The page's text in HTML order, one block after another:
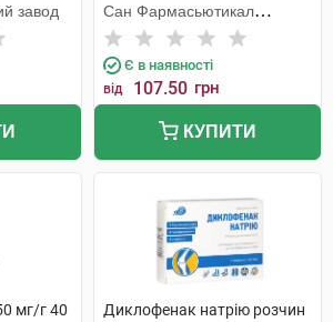
завод
Сан Фармасьютикал
Індастріз
Є в наявності
від 107.50 грн
КУПИТИ
мг/г 40
Диклофенак натрію розчин